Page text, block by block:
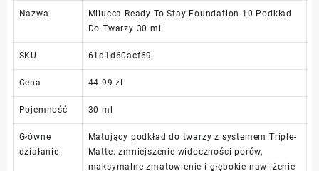
Nazwa
Milucca Ready To Stay Foundation 10 Podkład
Do Twarzy 30 ml
SKU 61d1d60acf69
Cena 44.99 zł
Pojemność 30 ml
Główne
działanie
Matujący podkład do twarzy z systemem Triple-
Matte: zmniejszenie widoczności porów,
maksymalne zmatowienie i głębokie nawilżenie